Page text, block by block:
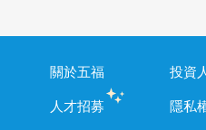
關於五福 投資
人才招募
隱私